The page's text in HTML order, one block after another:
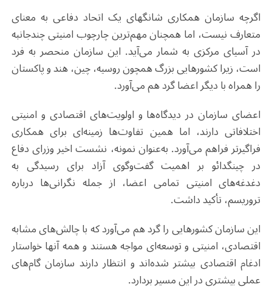
اگرچه سازمان همکاری شانگهای یک اتحاد دفاعی به معنای
متعارف نیست، اما همچنان مهم‌ترین چارچوب امنیتی چندجانبه
در آسیای مرکزی به شمار می‌آید. این سازمان منحصر به فرد
است، زیرا کشورهایی بزرگ همچون روسیه، چین، هند و پاکستان
را همراه با دیگر اعضا گرد هم می‌آورد.
اعضای سازمان در دیدگاه‌ها و اولویت‌های اقتصادی و امنیتی
اختلافاتی دارند، اما همین تفاوت‌ها زمینه‌ای برای همکاری
فراگیرتر فراهم می‌آورد. به‌عنوان نمونه، نشست اخیر وزرای دفاع
در چینگدائو بر اهمیت گفت‌وگوی آزاد برای رسیدگی به
دغدغه‌های امنیتی تمامی اعضا، از جمله نگرانی‌ها درباره
تروریسم، تأکید داشت.
این سازمان کشورهایی را گرد هم می‌آورد که با چالش‌های مشابه
اقتصادی، امنیتی و توسعه‌ای مواجه هستند و همه آنها خواستار
ادغام اقتصادی بیشتر شده‌اند و انتظار دارند سازمان گام‌های
عملی بیشتری در این مسیر بردارد.